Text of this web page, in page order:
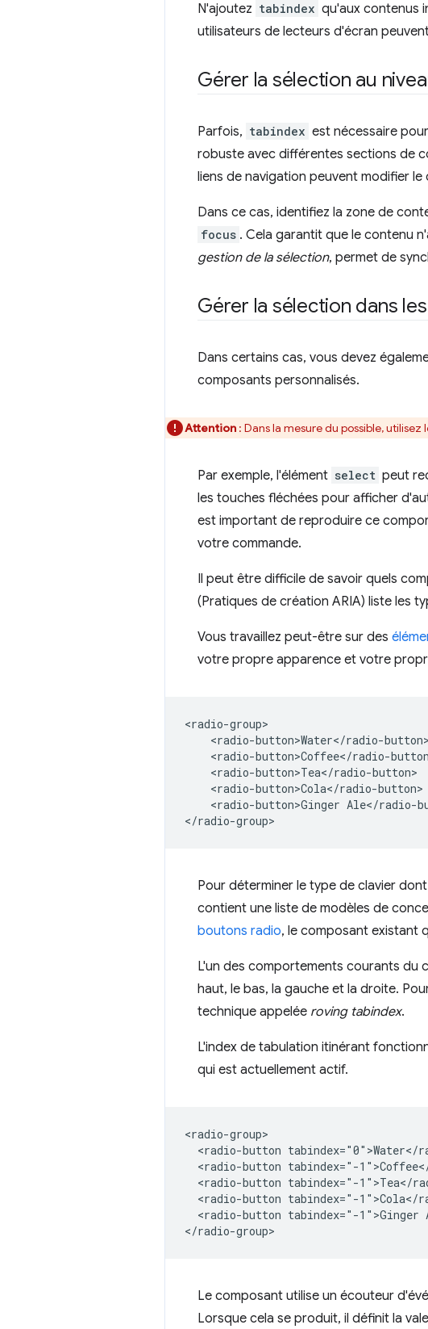
N'ajoutez tabindex qu'aux contenus
utilisateurs de lecteurs d'écran
Gérer la sélection au
Parfois, tabindex est nécessaire
robuste avec différentes sections de
liens de navigation peuvent modifier
Dans ce cas, identifiez la zone de
focus . Cela garantit que le contenu
gestion de la sélection, permet de
Gérer la sélection dans
Dans certains cas, vous devez
composants personnalisés.
Attention : Dans la mesure du possible,
Par exemple, l'élément select peut
les touches fléchées pour afficher
est important de reproduire ce
votre commande.
Il peut être difficile de savoir quels
(Pratiques de création ARIA) liste les
Vous travaillez peut-être sur des
votre propre apparence et votre
<radio-group>
    <radio-button>Water</radio-button>
<radio-button>Coffee</radio-
    <radio-button>Tea</radio-button>
    <radio-button>Cola</radio-button>
<radio-button>Ginger Ale</radio-
Pour déterminer le type de clavier
contient une liste de modèles de
boutons radio, le composant existant
L'un des comportements courants du
haut, le bas, la gauche et la droite.
technique appelée roving tabindex.
L'index de tabulation itinérant
qui est actuellement actif.
<radio-group>
<radio-button tabindex="0">Water</
<radio-button tabindex="-
<radio-button tabindex="-1">Tea</
<radio-button tabindex="-1">Cola</
<radio-button tabindex="-1">Ginger
Le composant utilise un écouteur
Lorsque cela se produit, il définit la